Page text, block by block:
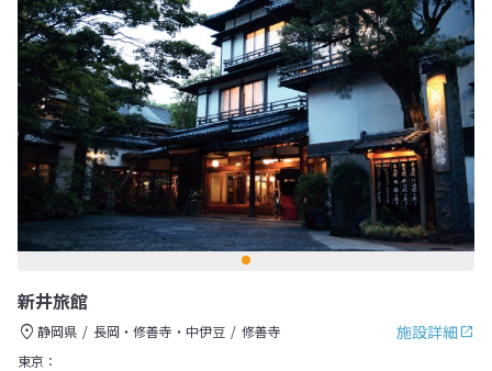
新井旅館
施設詳細
静岡県 長岡・修善寺・中伊豆
修善寺
東京：